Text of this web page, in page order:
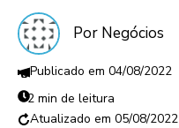
Por Negócios
04/08/2022
2 min de leitura
05/08/2022